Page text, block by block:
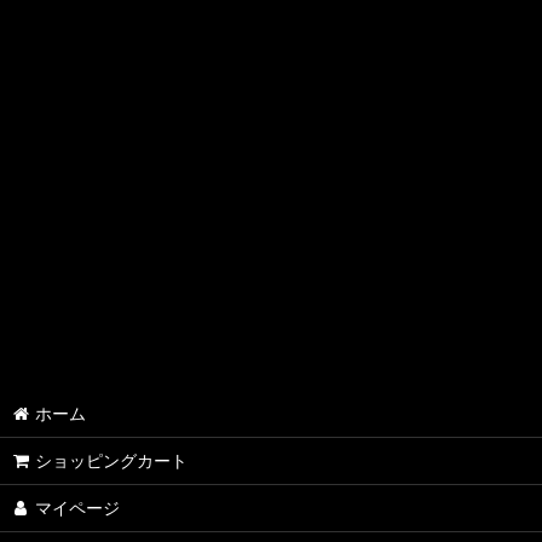
ホーム
ショッピングカート
マイページ